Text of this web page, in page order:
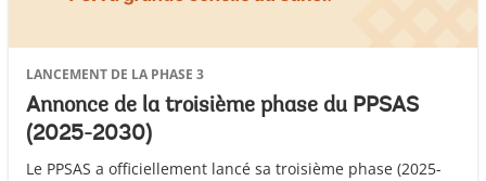
LANCEMENT DE LA PHASE 3
Annonce de la troisième phase du PPSAS
(2025-2030)
Le PPSAS a officiellement lancé sa troisième phase (2025-